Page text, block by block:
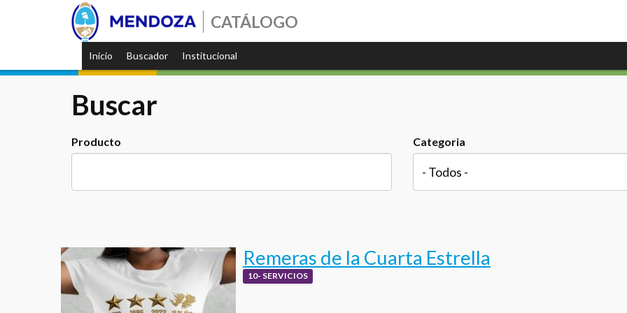
CATÁLOGO
Inicio Buscador Institucional
Buscar
Producto Categoria
Remeras de la Cuarta Estrella
10- SERVICIOS